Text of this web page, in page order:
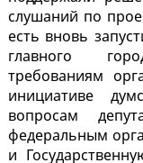
слушаний по
есть вновь
главного
требованиям
инициативе
вопросам
федеральным
и